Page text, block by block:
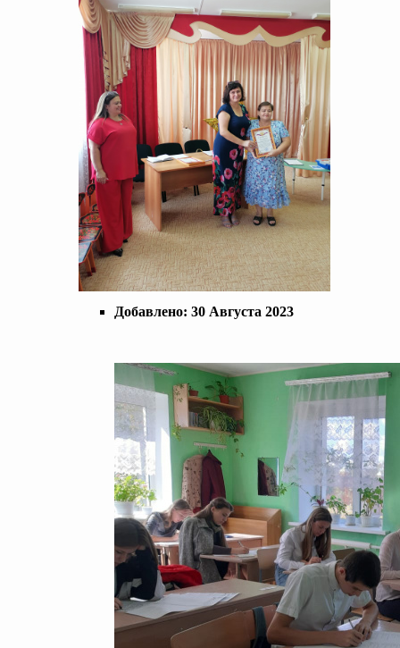
Добавлено: 30 Августа 2023